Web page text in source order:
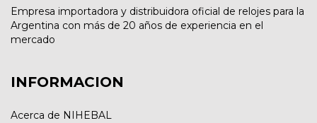
Empresa importadora y distribuidora oficial de relojes para la
Argentina con más de 20 años de experiencia en el
mercado
INFORMACION
Acerca de NIHEBAL